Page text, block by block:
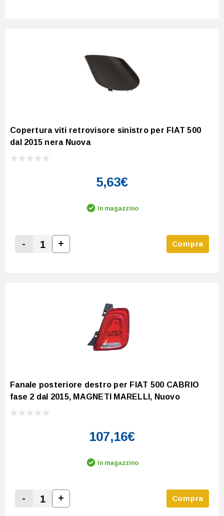
Copertura viti retrovisore sinistro per FIAT 500
dal 2015 nera Nuova
5,63€
In magazzino
Decrease Quantity:
-
Increase Quantity:
+ Compra
Fanale posteriore destro per FIAT 500 CABRIO
fase 2 dal 2015, MAGNETI MARELLI, Nuovo
107,16€
In magazzino
Decrease Quantity:
-
Increase Quantity:
+ Compra